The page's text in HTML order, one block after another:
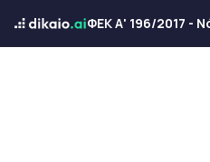
ΦΕΚ Α' 196/2017 -